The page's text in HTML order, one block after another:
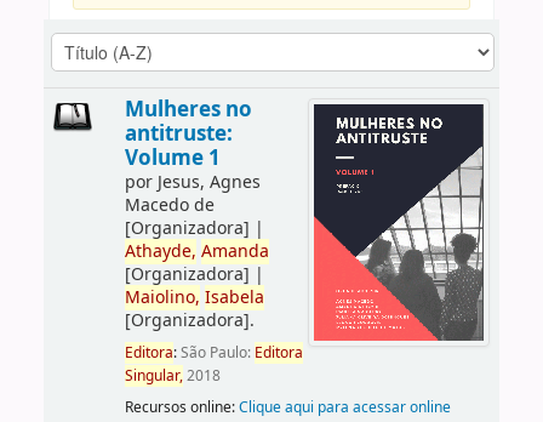
Mulheres no
antitruste:
Volume 1
por Jesus, Agnes
Macedo de
[Organizadora] |
Athayde, Amanda
[Organizadora] |
Maiolino, Isabela
[Organizadora].
Editora:São Paulo: Editora
Singular,2018
Recursos online:Clique aqui para acessar online